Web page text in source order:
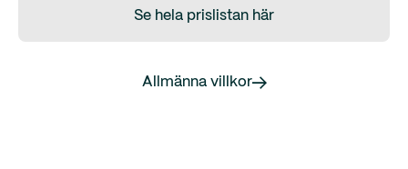
Se hela prislistan här
Allmänna villkor